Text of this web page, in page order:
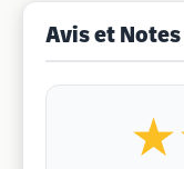
Avis et Notes